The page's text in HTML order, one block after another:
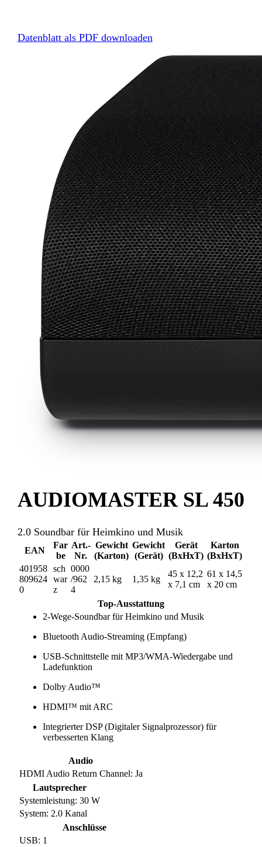
Datenblatt als PDF downloaden
AUDIOMASTER SL 450
2.0 Soundbar für Heimkino und Musik
EAN
Far
be
Art.-
Nr.
Gewicht
(Karton)
Gewicht
(Gerät)
Gerät
(BxHxT)
Karton
(BxHxT)
401958
809624
0
sch
war
z
0000
/962
4
2,15 kg 1,35 kg
45 x 12,2
x 7,1 cm
61 x 14,5
x 20 cm
Top-Ausstattung
2-Wege-Soundbar für Heimkino und Musik
Bluetooth Audio-Streaming (Empfang)
USB-Schnittstelle mit MP3/WMA-Wiedergabe und
Ladefunktion
Dolby Audio™
HDMI™ mit ARC
Integrierter DSP (Digitaler Signalprozessor) für
verbesserten Klang
Audio
HDMI Audio Return Channel: Ja
Lautsprecher
Systemleistung: 30 W
System: 2.0 Kanal
Anschlüsse
USB: 1